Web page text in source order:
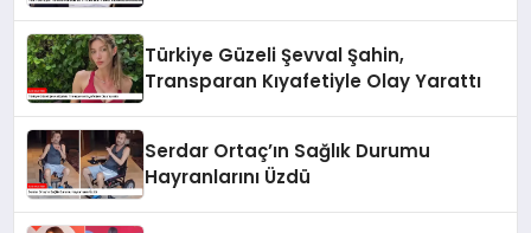
Türkiye Güzeli Şevval Şahin,
Transparan Kıyafetiyle Olay Yarattı
Serdar Ortaç’ın Sağlık Durumu
Hayranlarını Üzdü